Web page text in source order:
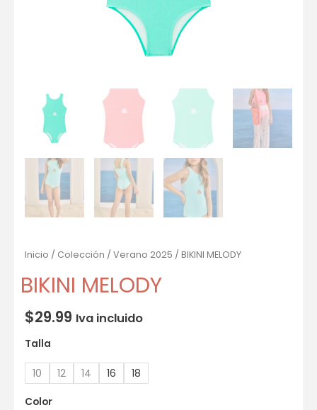
Inicio / Colección / Verano 2025 / BIKINI MELODY
BIKINI MELODY
$29.99 Iva incluido
Talla
10 12 14 16 18
Color